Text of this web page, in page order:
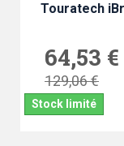
Touratech
64,53 €
129,06 €
Stock limité